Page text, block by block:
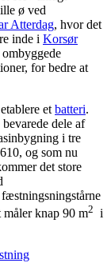
ø ved
Atterdag, hvor det
inde i Korsør
for bedre at
et batteri.
dele af
i tre
og som nu
det store
fæstningsningstårne
måler knap 90 m2 i